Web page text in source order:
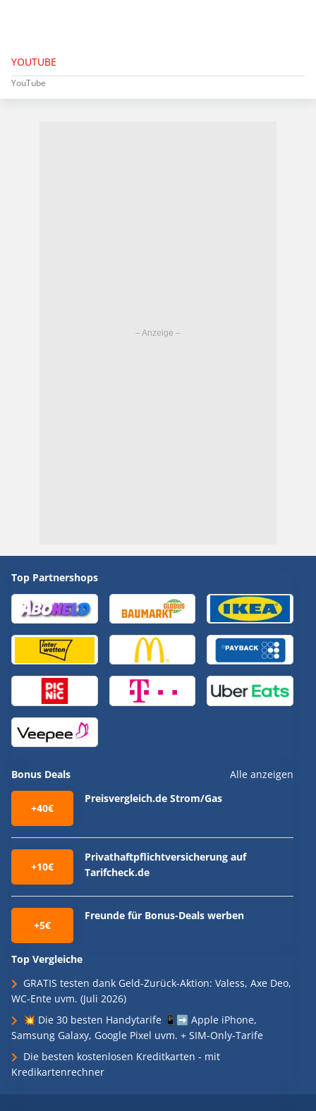
YOUTUBE
YouTube
Top Partnershops
Bonus Deals Alle anzeigen
+40€
Preisvergleich.de Strom/Gas
+10€
Privathaftpflichtversicherung auf
Tarifcheck.de
+5€
Freunde für Bonus-Deals werben
Top Vergleiche
GRATIS testen dank Geld-Zurück-Aktion: Valess, Axe Deo,
WC-Ente uvm. (Juli 2026)
💥 Die 30 besten Handytarife 📱➡️ Apple iPhone,
Samsung Galaxy, Google Pixel uvm. + SIM-Only-Tarife
Die besten kostenlosen Kreditkarten - mit
Kredikartenrechner